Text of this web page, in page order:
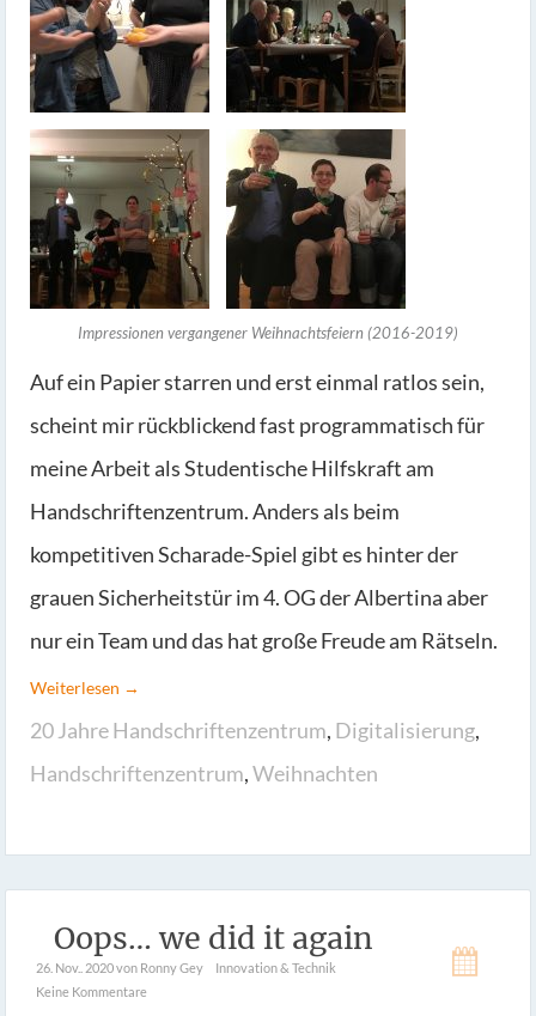
Impressionen vergangener Weihnachtsfeiern (2016-2019)
Auf ein Papier starren und erst einmal ratlos sein,
scheint mir rückblickend fast programmatisch für
meine Arbeit als Studentische Hilfskraft am
Handschriftenzentrum. Anders als beim
kompetitiven Scharade-Spiel gibt es hinter der
grauen Sicherheitstür im 4. OG der Albertina aber
nur ein Team und das hat große Freude am Rätseln.
Weiterlesen →
20 Jahre Handschriftenzentrum, Digitalisierung,
Handschriftenzentrum,Weihnachten
Oops… we did it again
26. Nov.. 2020von Ronny Gey
Innovation & Technik
Keine Kommentare